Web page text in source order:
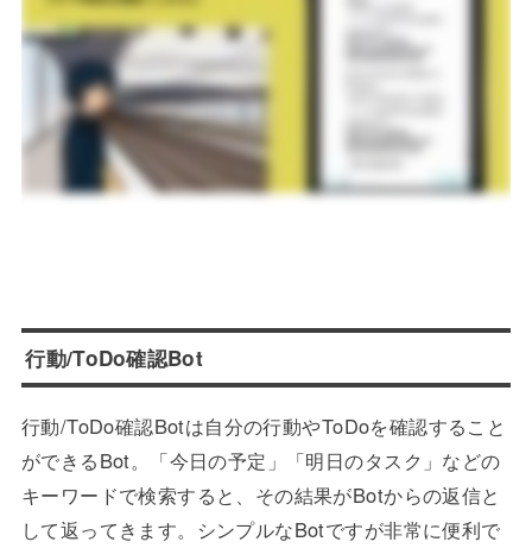
行動/ToDo確認Bot
行動/ToDo確認Botは自分の行動やToDoを確認すること
ができるBot。「今日の予定」「明日のタスク」などの
キーワードで検索すると、その結果がBotからの返信と
して返ってきます。シンプルなBotですが非常に便利で